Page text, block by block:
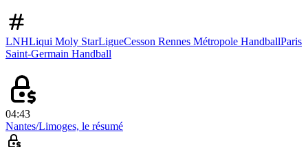
LNHLiqui Moly StarLigueCesson Rennes Métropole HandballParis
Saint-Germain Handball
04:43
Nantes/Limoges, le résumé